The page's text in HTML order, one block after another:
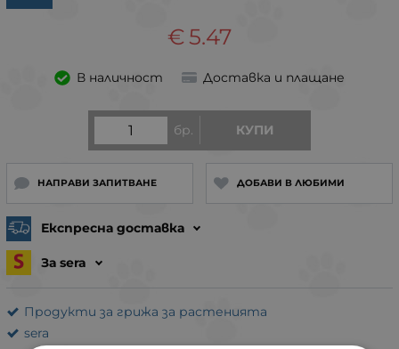
5.47
€
В наличност Доставка и плащане
бр. КУПИ
НАПРАВИ ЗАПИТВАНЕ ДОБАВИ В ЛЮБИМИ
Експресна доставка
За sera
Продукти за грижа за растенията
sera